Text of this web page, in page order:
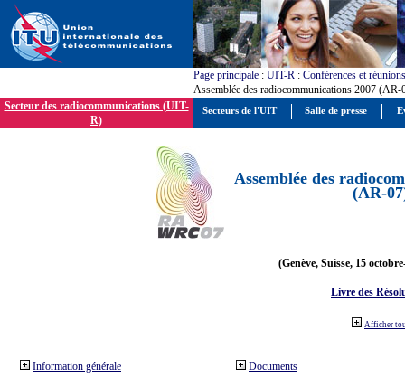
Page principale : UIT-R : Conférences et réunions
Assemblée des radiocommunications 2007 (AR-
Secteur des radiocommunications (UIT-
R)
Assemblée des
(AR-
(Genève, Suisse, 15
Livre des
Afficher
Information générale Documents
Secteurs de l'UIT Salle de presse